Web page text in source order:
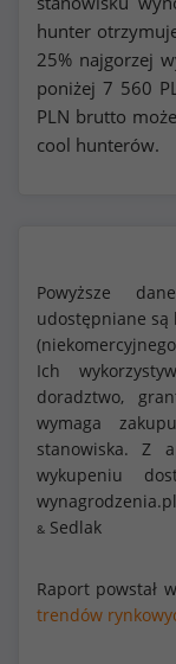
hunter
25% najgorzej
poniżej 7 560
PLN brutto
cool hunterów.
Powyższe
udostępniane są
Ich
doradztwo,
wymaga
stanowiska. Z
wykupeniu
& Sedlak
Raport powstał
trendów